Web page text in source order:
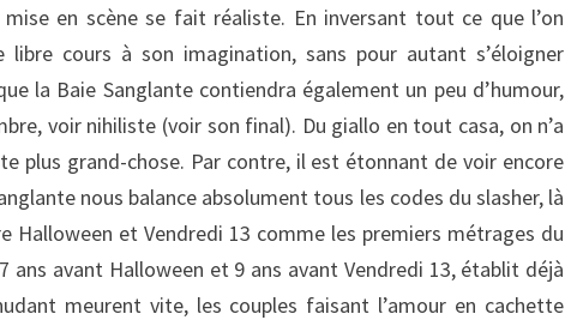
en scène se fait réaliste. En inversant tout ce que l’on
libre cours à son imagination, sans pour autant s’éloigner
la Baie Sanglante contiendra également un peu d’humour,
voir nihiliste (voir son final). Du giallo en tout casa, on n’a
plus grand-chose. Par contre, il est étonnant de voir encore
nous balance absolument tous les codes du slasher, là
Halloween et Vendredi 13 comme les premiers métrages du
ans avant Halloween et 9 ans avant Vendredi 13, établit déjà
meurent vite, les couples faisant l’amour en cachette